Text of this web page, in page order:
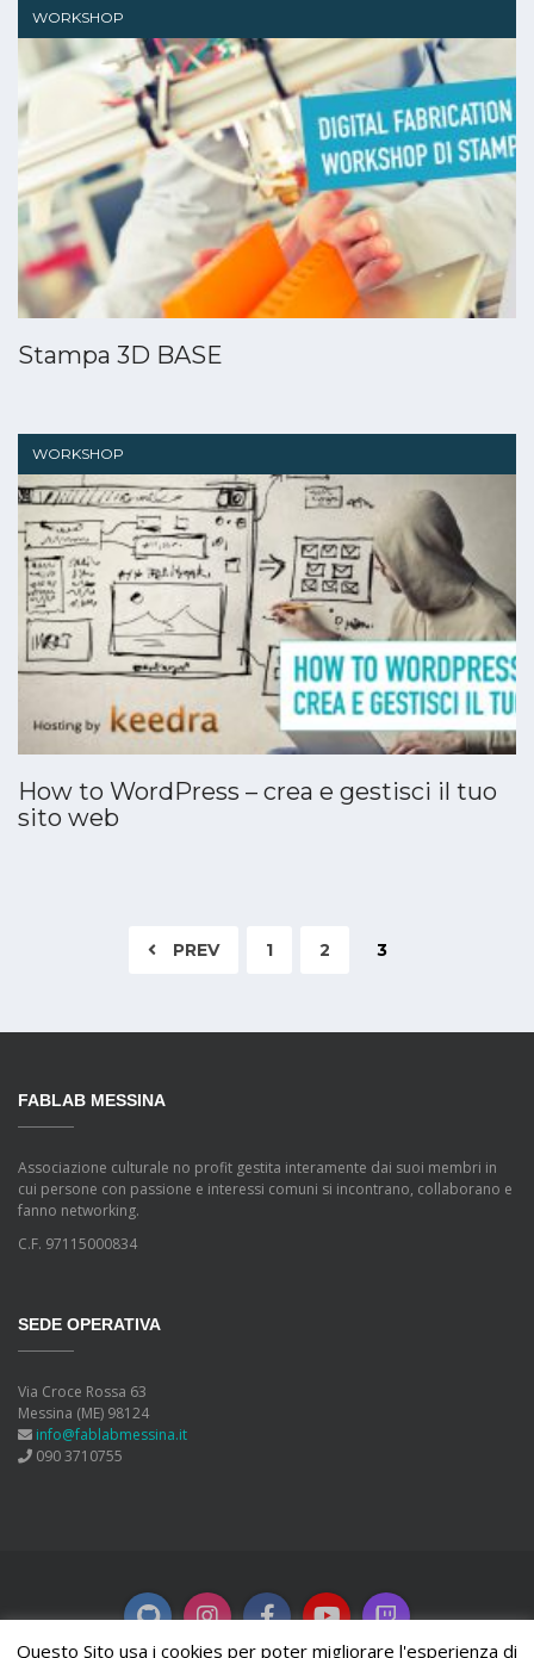
WORKSHOP
Stampa 3D BASE
WORKSHOP
How to WordPress – crea e gestisci il tuo
sito web
PREV 1 2 3
FABLAB MESSINA
Associazione culturale no profit gestita interamente dai suoi membri in
cui persone con passione e interessi comuni si incontrano, collaborano e
fanno networking.
C.F. 97115000834
SEDE OPERATIVA
Via Croce Rossa 63
Messina (ME) 98124
info@fablabmessina.it
090 3710755
Questo Sito usa i cookies per poter migliorare l'esperienza di